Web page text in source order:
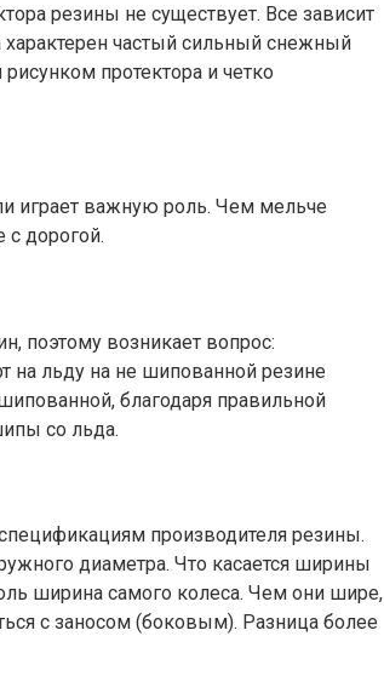
резины не существует. Все зависит
характерен частый сильный снежный
протектора и четко
играет важную роль. Чем мельче
c дорогой.
поэтому возникает вопрос:
на льду на не шипованной резине
благодаря правильной
со льда.
производителя резины.
диаметра. Что касается ширины
ширина самого колеса. Чем они шире,
с заносом (боковым). Разница более